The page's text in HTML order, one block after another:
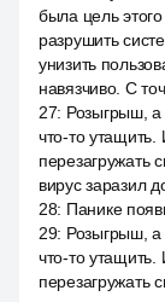
была цель
разрушить
унизить
навязчиво. С
27: Розыгрыш, а
что-то
перезагружать
вирус заразил
28: Панике
29: Розыгрыш, а
что-то
перезагружать